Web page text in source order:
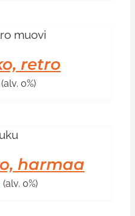
retro
(alv. 0%)
harmaa
(alv. 0%)